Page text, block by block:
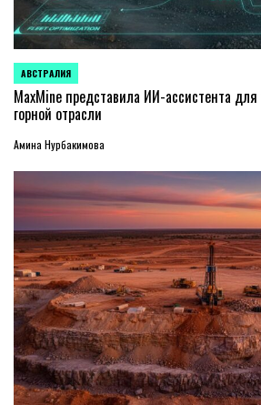
ОПУБЛИКОВАНО
В
АВСТРАЛИЯ
MaxMine представила ИИ-ассистента
горной отрасли
Амина Нурбакимова